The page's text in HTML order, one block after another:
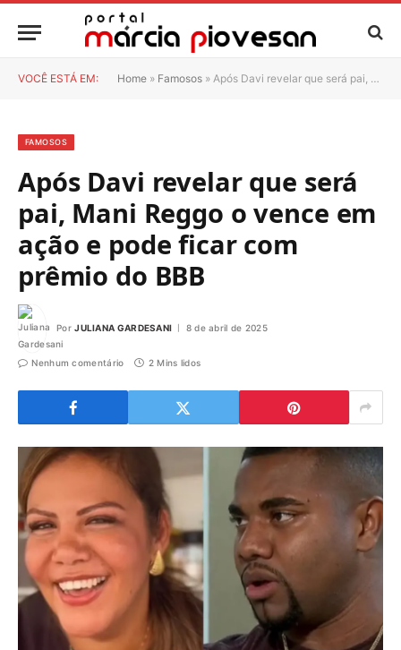
VOCÊ ESTÁ EM: Home » Famosos » Após Davi revelar que será pai, Mani Reggo o vence em ação e pode ficar com prêmio do BBB
FAMOSOS
Após Davi revelar que será
pai, Mani Reggo o vence em
ação e pode ficar com
prêmio do BBB
Por JULIANA GARDESANI 8 de abril de 2025
Nenhum comentário 2 Mins lidos